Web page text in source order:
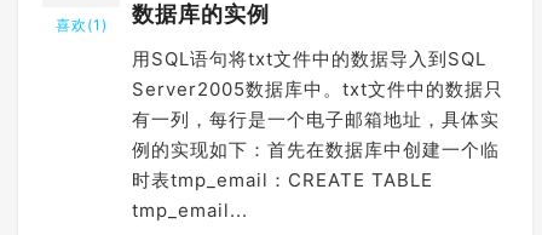
喜欢(1 )
数据库的实例
用SQL语句将txt文件中的数据导入到SQL
Server2005数据库中。txt文件中的数据只
有一列，每行是一个电子邮箱地址，具体实
例的实现如下：首先在数据库中创建一个临
时表tmp_email：CREATE TABLE
tmp_email...